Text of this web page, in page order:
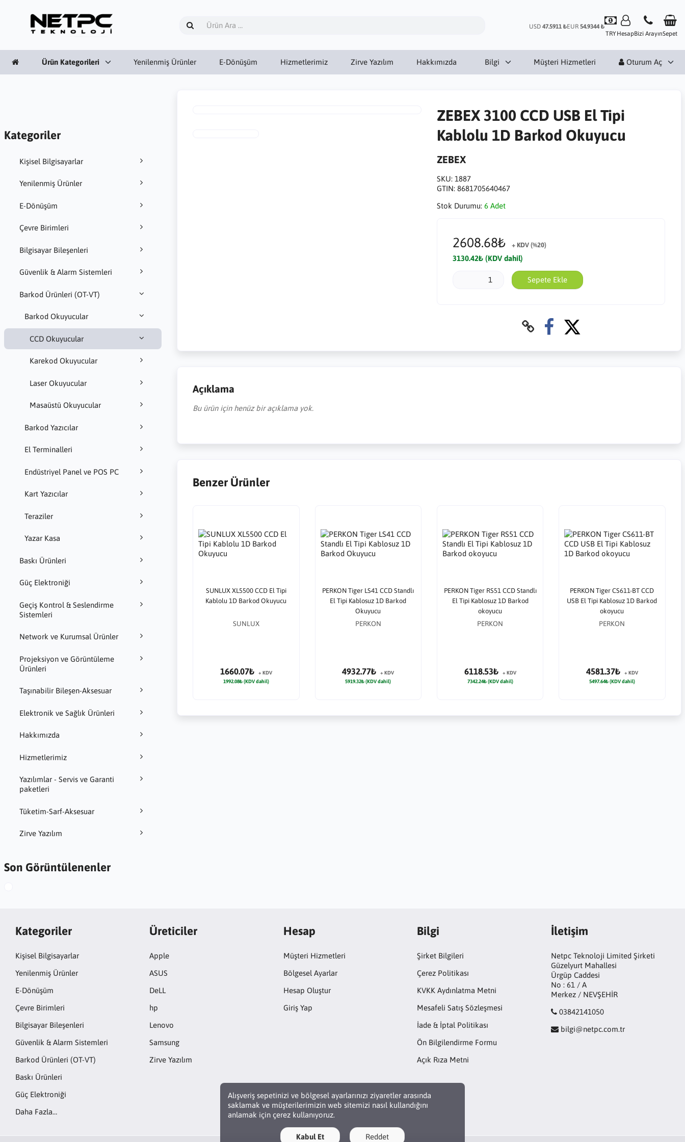
USD 47.5911 ₺EUR 54.9344 ₺
TRYHesapBizi ArayınSepet
Ürün Kategorileri Yenilenmiş Ürünler E-Dönüşüm Hizmetlerimiz Zirve Yazılım Hakkımızda Bilgi Müşteri Hizmetleri Oturum Aç
Kategoriler
Kişisel Bilgisayarlar
Yenilenmiş Ürünler
E-Dönüşüm
Çevre Birimleri
Bilgisayar Bileşenleri
Güvenlik & Alarm Sistemleri
Barkod Ürünleri (OT-VT)
Barkod Okuyucular
CCD Okuyucular
Karekod Okuyucular
Laser Okuyucular
Masaüstü Okuyucular
Barkod Yazıcılar
El Terminalleri
Endüstriyel Panel ve POS PC
Kart Yazıcılar
Teraziler
Yazar Kasa
Baskı Ürünleri
Güç Elektroniği
Geçiş Kontrol & Seslendirme
Sistemleri
Network ve Kurumsal Ürünler
Projeksiyon ve Görüntüleme
Ürünleri
Taşınabilir Bileşen-Aksesuar
Elektronik ve Sağlık Ürünleri
Hakkımızda
Hizmetlerimiz
Yazılımlar - Servis ve Garanti
paketleri
Tüketim-Sarf-Aksesuar
Zirve Yazılım
Son Görüntülenenler
ZEBEX 3100 CCD USB El Tipi
Kablolu 1D Barkod Okuyucu
ZEBEX
SKU: 1887
GTIN: 8681705640467
Stok Durumu: 6 Adet
2608.68₺ + KDV (%20)
3130.42₺ (KDV dahil)
Sepete Ekle
Açıklama
Bu ürün için henüz bir açıklama yok.
Benzer Ürünler
SUNLUX XL5500 CCD El Tipi
Kablolu 1D Barkod Okuyucu
SUNLUX
1660.07₺
+ KDV
1992.08₺ (KDV dahil)
PERKON Tiger LS41 CCD Standlı
El Tipi Kablosuz 1D Barkod
Okuyucu
PERKON
4932.77₺
+ KDV
5919.32₺ (KDV dahil)
PERKON Tiger RS51 CCD Standlı
El Tipi Kablosuz 1D Barkod
okoyucu
PERKON
6118.53₺
+ KDV
7342.24₺ (KDV dahil)
PERKON Tiger CS611-BT CCD
USB El Tipi Kablosuz 1D Barkod
okoyucu
PERKON
4581.37₺
+ KDV
5497.64₺ (KDV dahil)
Alışveriş sepetinizi ve bölgesel ayarlarınızı ziyaretler arasında
saklamak ve müşterilerimizin web sitemizi nasıl kullandığını
anlamak için çerez kullanıyoruz.
Kabul Et Reddet
Kategoriler
Kişisel Bilgisayarlar
Yenilenmiş Ürünler
E-Dönüşüm
Çevre Birimleri
Bilgisayar Bileşenleri
Güvenlik & Alarm Sistemleri
Barkod Ürünleri (OT-VT)
Baskı Ürünleri
Güç Elektroniği
Daha Fazla…
Üreticiler
Apple
ASUS
DeLL
hp
Lenovo
Samsung
Zirve Yazılım
Hesap
Müşteri Hizmetleri
Bölgesel Ayarlar
Hesap Oluştur
Giriş Yap
Bilgi
Şirket Bilgileri
Çerez Politikası
KVKK Aydınlatma Metni
Mesafeli Satış Sözleşmesi
İade & İptal Politikası
Ön Bilgilendirme Formu
Açık Rıza Metni
İletişim
Netpc Teknoloji Limited Şirketi
Güzelyurt Mahallesi
Ürgüp Caddesi
No : 61 / A
Merkez / NEVŞEHİR
03842141050
bilgi@netpc.com.tr